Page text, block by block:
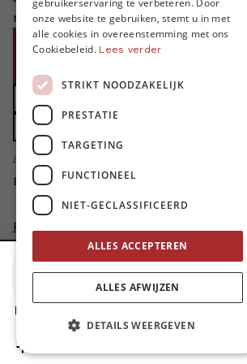
niet zonder jouw steun!
Doe een gift
Zet MO* in uw testament
4424
Bedankt voor jullie steun!
Privacybeleid
Disclaimer
AI Charter
Cookievoorkeuren aanpassen
site by
Voeg MO* toe aan je beginscherm
1. Druk op de deelknop
2. Scrol naar beneden
ENGLISH
gebruikerservaring te verbeteren. Door
onze website te gebruiken, stemt u in met
alle cookies in overeenstemming met ons
Cookiebeleid. Lees verder
STRIKT NOODZAKELIJK
PRESTATIE
TARGETING
FUNCTIONEEL
NIET-GECLASSIFICEERD
ALLES ACCEPTEREN
ALLES AFWIJZEN
DETAILS WEERGEVEN